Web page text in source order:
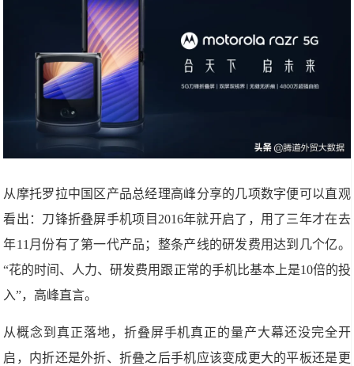
从摩托罗拉中国区产品总经理高峰分享的几项数字便可以直观
看出：刀锋折叠屏手机项目2016年就开启了，用了三年才在去
年11月份有了第一代产品；整条产线的研发费用达到几个亿。
“花的时间、人力、研发费用跟正常的手机比基本上是10倍的投
入”，高峰直言。
从概念到真正落地，折叠屏手机真正的量产大幕还没完全开
启，内折还是外折、折叠之后手机应该变成更大的平板还是更